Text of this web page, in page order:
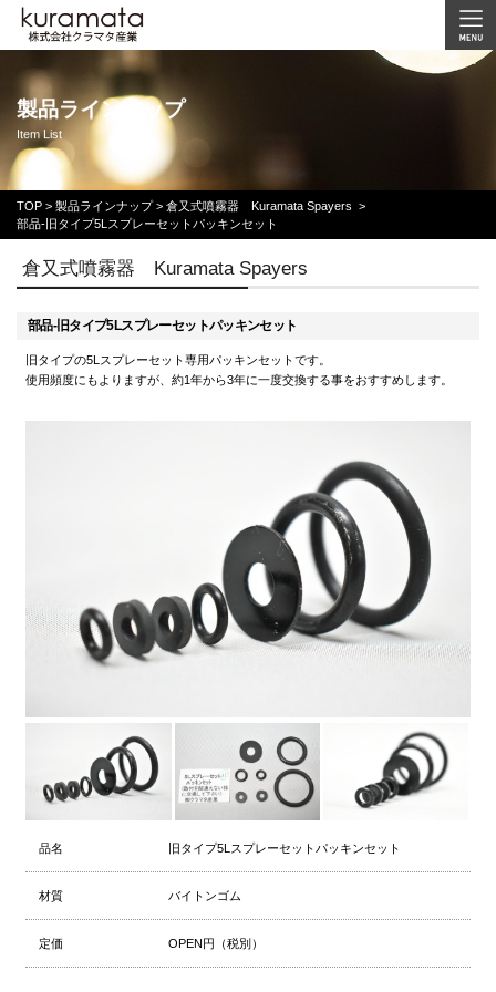
製品ラインナップ
Item List
TOP > 製品ラインナップ > 倉又式噴霧器 Kuramata Spayers >
部品-旧タイプ5Lスプレーセットパッキンセット
倉又式噴霧器 Kuramata Spayers
部品-旧タイプ5Lスプレーセットパッキンセット
旧タイプの5Lスプレーセット専用パッキンセットです。
使用頻度にもよりますが、約1年から3年に一度交換する事をおすすめします。
品名 旧タイプ5Lスプレーセットパッキンセット
材質 バイトンゴム
定価 OPEN円（税別）